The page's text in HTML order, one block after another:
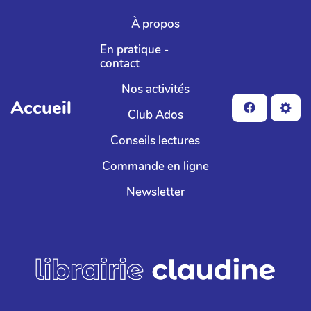
Aller au contenu principal
Accueil
À propos
En pratique -
contact
Nos activités
Club Ados
Conseils lectures
Commande en ligne
Newsletter